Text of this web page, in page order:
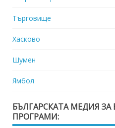
Търговище
Хасково
Шумен
Ямбол
БЪЛГАРСКАТА МЕДИЯ ЗА
ПРОГРАМИ: